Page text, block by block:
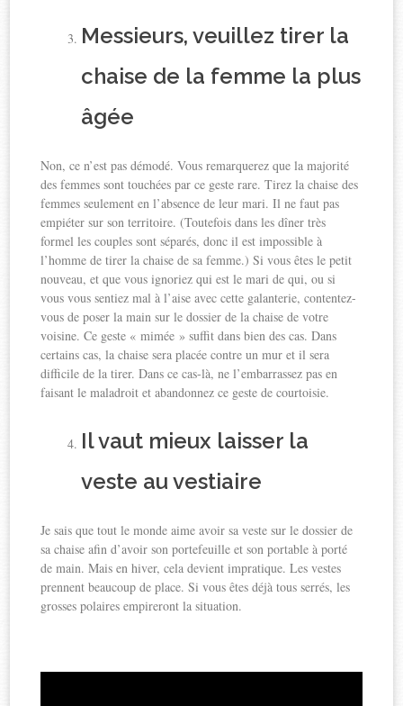
Messieurs, veuillez tirer la
chaise de la femme la plus
âgée
Non, ce n’est pas démodé. Vous remarquerez que la majorité
des femmes sont touchées par ce geste rare. Tirez la chaise des
femmes seulement en l’absence de leur mari. Il ne faut pas
empiéter sur son territoire. (Toutefois dans les dîner très
formel les couples sont séparés, donc il est impossible à
l’homme de tirer la chaise de sa femme.) Si vous êtes le petit
nouveau, et que vous ignoriez qui est le mari de qui, ou si
vous vous sentiez mal à l’aise avec cette galanterie, contentez-
vous de poser la main sur le dossier de la chaise de votre
voisine. Ce geste « mimée » suffit dans bien des cas. Dans
certains cas, la chaise sera placée contre un mur et il sera
difficile de la tirer. Dans ce cas-là, ne l’embarrassez pas en
faisant le maladroit et abandonnez ce geste de courtoisie.
Il vaut mieux laisser la
veste au vestiaire
Je sais que tout le monde aime avoir sa veste sur le dossier de
sa chaise afin d’avoir son portefeuille et son portable à porté
de main. Mais en hiver, cela devient impratique. Les vestes
prennent beaucoup de place. Si vous êtes déjà tous serrés, les
grosses polaires empireront la situation.